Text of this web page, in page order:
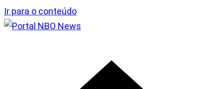
Ir para o conteúdo